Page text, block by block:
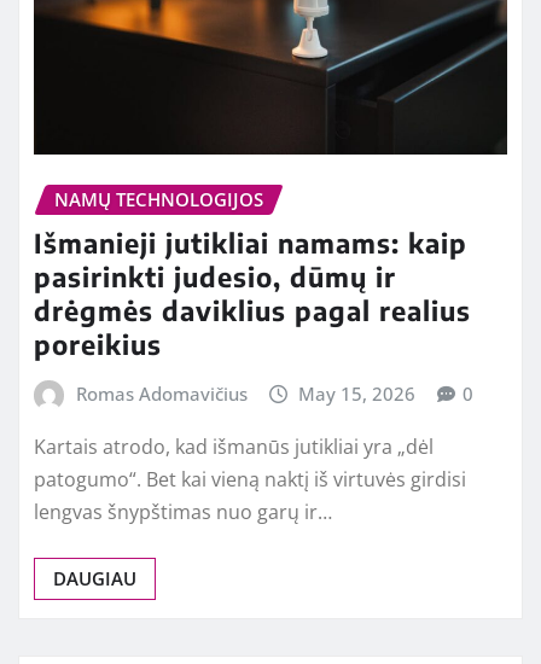
NAMŲ TECHNOLOGIJOS
Išmanieji jutikliai namams: kaip
pasirinkti judesio, dūmų ir
drėgmės daviklius pagal realius
poreikius
Romas Adomavičius May 15, 2026 0
Kartais atrodo, kad išmanūs jutikliai yra „dėl
patogumo“. Bet kai vieną naktį iš virtuvės girdisi
lengvas šnypštimas nuo garų ir…
DAUGIAU